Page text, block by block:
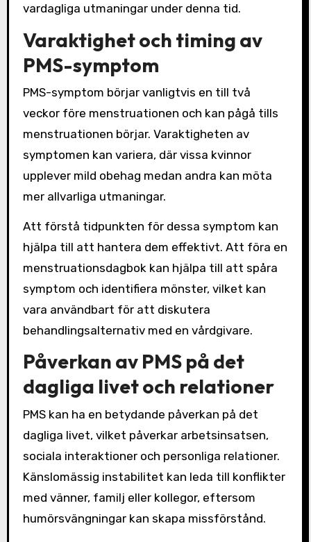
vardagliga utmaningar under denna tid.
Varaktighet och timing av
PMS-symptom
PMS-symptom börjar vanligtvis en till två
veckor före menstruationen och kan pågå tills
menstruationen börjar. Varaktigheten av
symptomen kan variera, där vissa kvinnor
upplever mild obehag medan andra kan möta
mer allvarliga utmaningar.
Att förstå tidpunkten för dessa symptom kan
hjälpa till att hantera dem effektivt. Att föra en
menstruationsdagbok kan hjälpa till att spåra
symptom och identifiera mönster, vilket kan
vara användbart för att diskutera
behandlingsalternativ med en vårdgivare.
Påverkan av PMS på det
dagliga livet och relationer
PMS kan ha en betydande påverkan på det
dagliga livet, vilket påverkar arbetsinsatsen,
sociala interaktioner och personliga relationer.
Känslomässig instabilitet kan leda till konflikter
med vänner, familj eller kollegor, eftersom
humörsvängningar kan skapa missförstånd.